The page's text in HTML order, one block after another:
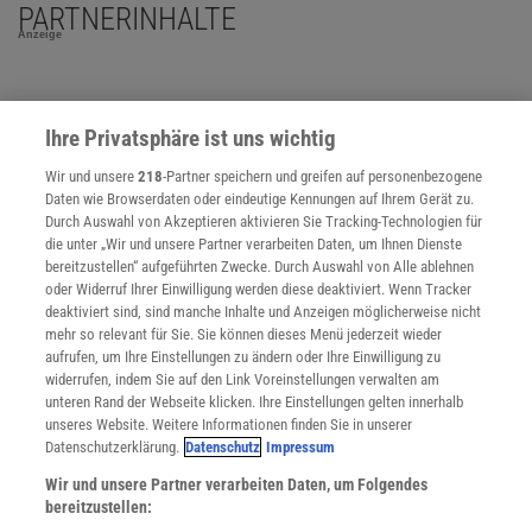
PARTNERINHALTE
Anzeige
NACH OBEN
Für Sie im Spektrum-Shop und am Kiosk:
Ihre Privatsphäre ist uns wichtig
Wir und unsere218-Partner speichern und greifen auf personenbezogene
Daten wie Browserdaten oder eindeutige Kennungen auf Ihrem Gerät zu.
Durch Auswahl von Akzeptieren aktivieren Sie Tracking-Technologien für
die unter „Wir und unsere Partner verarbeiten Daten, um Ihnen Dienste
bereitzustellen“ aufgeführten Zwecke. Durch Auswahl von Alle ablehnen
oder Widerruf Ihrer Einwilligung werden diese deaktiviert. Wenn Tracker
deaktiviert sind, sind manche Inhalte und Anzeigen möglicherweise nicht
mehr so relevant für Sie. Sie können dieses Menü jederzeit wieder
aufrufen, um Ihre Einstellungen zu ändern oder Ihre Einwilligung zu
widerrufen, indem Sie auf den Link Voreinstellungen verwalten am
unteren Rand der Webseite klicken. Ihre Einstellungen gelten innerhalb
unseres Website. Weitere Informationen finden Sie in unserer
Datenschutzerklärung. Datenschutz Impressum
Wir und unsere Partner verarbeiten Daten, um Folgendes
bereitzustellen: